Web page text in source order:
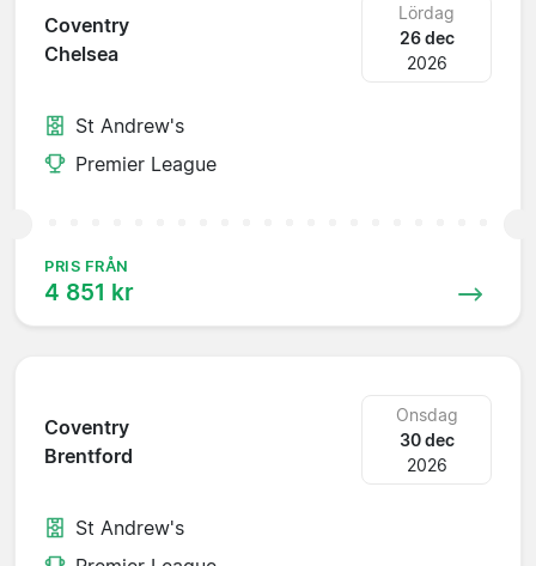
Coventry
Chelsea
Lördag
26 dec
2026
St Andrew's
Premier League
PRIS FRÅN
4 851 kr
Coventry
Brentford
Onsdag
30 dec
2026
St Andrew's